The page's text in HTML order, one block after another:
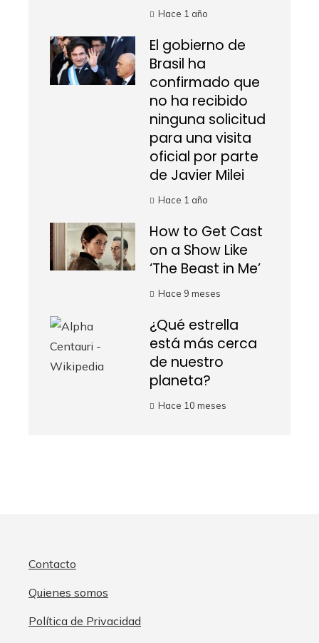
Hace 1 año
El gobierno de
Brasil ha
confirmado que
no ha recibido
ninguna solicitud
para una visita
oficial por parte
de Javier Milei
Hace 1 año
How to Get Cast
on a Show Like
‘The Beast in Me’
Hace 9 meses
¿Qué estrella
está más cerca
de nuestro
planeta?
Hace 10 meses
Contacto
Quienes somos
Política de Privacidad